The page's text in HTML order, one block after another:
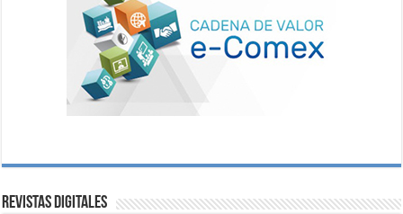
Revistas digitales